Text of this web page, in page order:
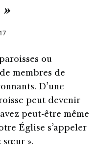
ou
membres de
D’une
peut devenir
peut-être même
Église s’appeler
sœur ».